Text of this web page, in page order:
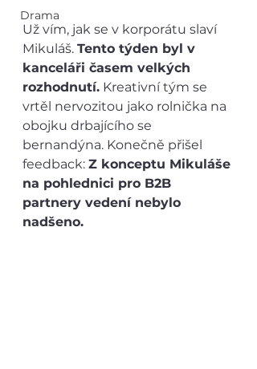
Drama
Už vím, jak se v korporátu slaví
Mikuláš. Tento týden byl v
kanceláři časem velkých
rozhodnutí. Kreativní tým se
vrtěl nervozitou jako rolnička na
obojku drbajícího se
bernandýna. Konečně přišel
feedback: Z konceptu Mikuláše
na pohlednici pro B2B
partnery vedení nebylo
nadšeno.